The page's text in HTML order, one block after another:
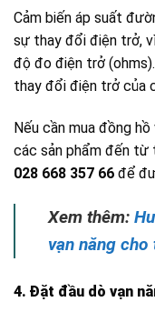
Cảm biến áp suất
sự thay đổi điện trở,
độ đo điện trở
thay đổi điện trở của
Nếu cần mua đồng
các sản phẩm đến từ
028 668 357 66 để
Xem thêm:
vạn năng
4. Đặt đầu dò vạn